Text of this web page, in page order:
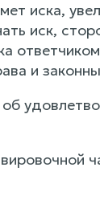
иска,
иск,
и